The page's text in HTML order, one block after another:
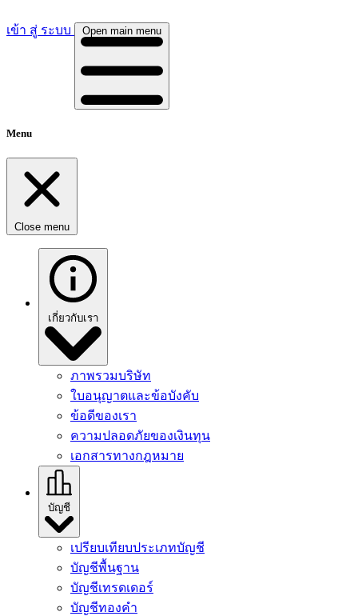
เข้า สู่ ระบบ Open main menu
Menu
Close menu
เกี่ยวกับเรา
ภาพรวมบริษัท
ใบอนุญาตและข้อบังคับ
ข้อดีของเรา
ความปลอดภัยของเงินทุน
เอกสารทางกฎหมาย
บัญชี
เปรียบเทียบประเภทบัญชี
บัญชีพื้นฐาน
บัญชีเทรดเดอร์
บัญชีทองคํา